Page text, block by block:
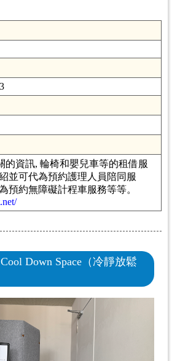
的資訊, 輪椅和嬰兒車等的租借服
並可代為預約護理人員陪同服
預約無障礙計程車服務等等。
Down Space（冷靜放鬆